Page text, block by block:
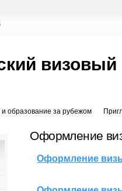
визовый
и образование за рубежом
Оформление
Оформление